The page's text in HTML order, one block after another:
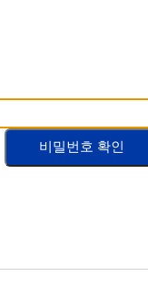
비밀번호 확인